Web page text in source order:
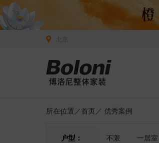
所在位置／首页 ／ 优秀案例
户型： 不限 一居室